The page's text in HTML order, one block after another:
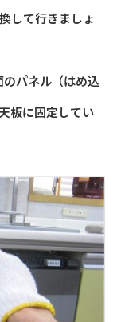
して行きましょ
パネル（はめ込
板に固定してい